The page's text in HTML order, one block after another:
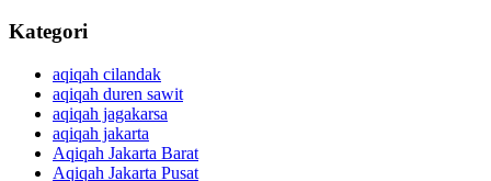
Kategori
aqiqah cilandak
aqiqah duren sawit
aqiqah jagakarsa
aqiqah jakarta
Aqiqah Jakarta Barat
Aqiqah Jakarta Pusat